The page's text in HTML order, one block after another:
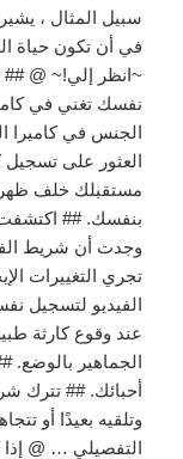
سبيل المثال ،
في أن تكون حياة
~انظر إلي!~ @
نفسك تغني في
الجنس في كاميرا
العثور على تسجيل
مستقبلك خلف
بنفسك. ##
وجدت أن شريط
تجري التغييرات
الفيديو لتسجيل
عند وقوع كارثة
الجماهير بالوضع.
أحبائك. ## تترك
وتلقيه بعيدًا أو
التفصيلي … @